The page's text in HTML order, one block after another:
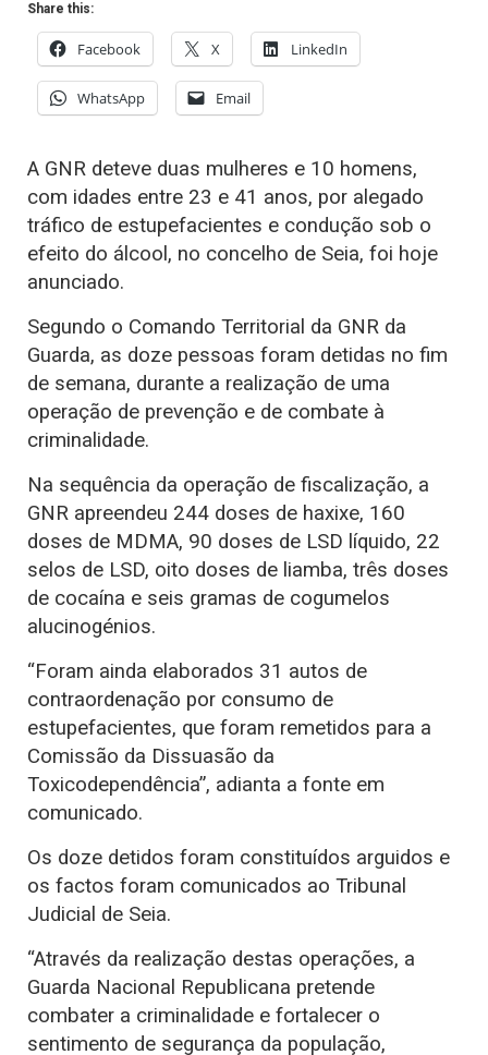
Share this:
Facebook X LinkedIn
WhatsApp Email
A GNR deteve duas mulheres e 10 homens,
com idades entre 23 e 41 anos, por alegado
tráfico de estupefacientes e condução sob o
efeito do álcool, no concelho de Seia, foi hoje
anunciado.
Segundo o Comando Territorial da GNR da
Guarda, as doze pessoas foram detidas no fim
de semana, durante a realização de uma
operação de prevenção e de combate à
criminalidade.
Na sequência da operação de fiscalização, a
GNR apreendeu 244 doses de haxixe, 160
doses de MDMA, 90 doses de LSD líquido, 22
selos de LSD, oito doses de liamba, três doses
de cocaína e seis gramas de cogumelos
alucinogénios.
“Foram ainda elaborados 31 autos de
contraordenação por consumo de
estupefacientes, que foram remetidos para a
Comissão da Dissuasão da
Toxicodependência”, adianta a fonte em
comunicado.
Os doze detidos foram constituídos arguidos e
os factos foram comunicados ao Tribunal
Judicial de Seia.
“Através da realização destas operações, a
Guarda Nacional Republicana pretende
combater a criminalidade e fortalecer o
sentimento de segurança da população,